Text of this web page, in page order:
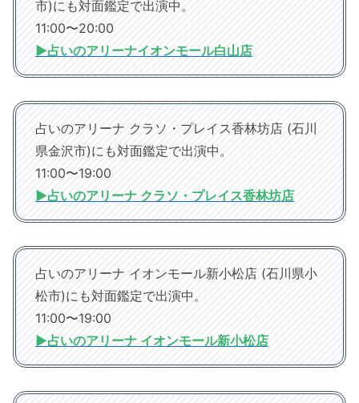
市)にも対面鑑定で出演中。
11:00〜20:00
▶︎占いのアリーナイオンモール白山店
占いのアリーナ クラソ・プレイス香林坊店 (石川
県金沢市)にも対面鑑定で出演中。
11:00〜19:00
▶︎占いのアリーナ クラソ・プレイス香林坊店
占いのアリーナ イオンモール新小松店 (石川県小
松市)にも対面鑑定で出演中。
11:00〜19:00
▶︎占いのアリーナ イオンモール新小松店